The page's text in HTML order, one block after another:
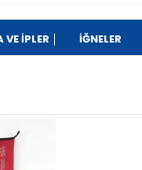
VE İPLER İĞNELER